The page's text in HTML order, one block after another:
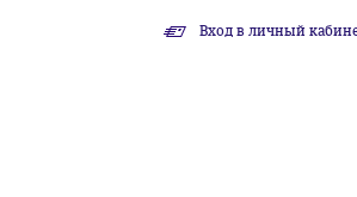
Вход в личный